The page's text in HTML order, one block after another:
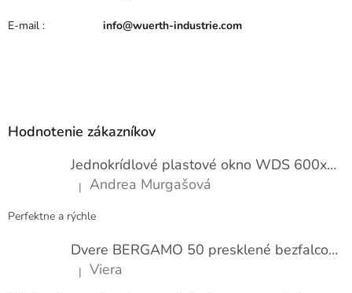
E-mail : info@wuerth-industrie.com
Hodnotenie zákazníkov
Jednokrídlové plastové okno WDS 600x1000
Hodnotenie produktu je 5 z 5 hviezdičiek.
| Andrea Murgašová
Perfektne a rýchle
Dvere BERGAMO 50 presklené bezfalcové EXTRA
Hodnotenie produktu je 5 z 5 hviezdičiek.
| Viera